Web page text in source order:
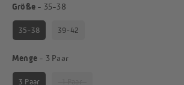
Größe - 35-38Größe
35-38 39-42
Menge - 3 PaarMenge
3 Paar